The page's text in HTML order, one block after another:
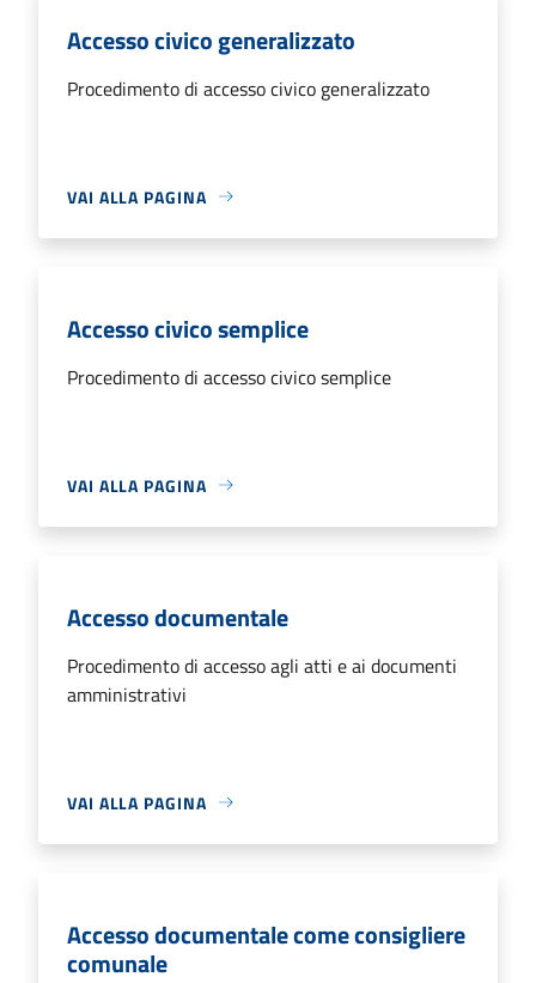
Accesso civico generalizzato
Procedimento di accesso civico generalizzato
VAI ALLA PAGINA
Accesso civico semplice
Procedimento di accesso civico semplice
VAI ALLA PAGINA
Accesso documentale
Procedimento di accesso agli atti e ai documenti
amministrativi
VAI ALLA PAGINA
Accesso documentale come consigliere
comunale